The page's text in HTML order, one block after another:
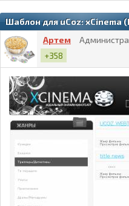
Шаблон для uCoz: xCinema
Артем
+358